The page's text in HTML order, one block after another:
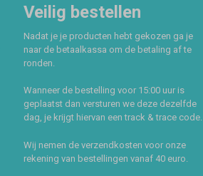
Veilig bestellen
Nadat je je producten hebt gekozen ga je
naar de betaalkassa om de betaling af te
ronden.
Wanneer de bestelling voor 15:00 uur is
geplaatst dan versturen we deze dezelfde
dag, je krijgt hiervan een track & trace code.
Wij nemen de verzendkosten voor onze
rekening van bestellingen vanaf 40 euro.